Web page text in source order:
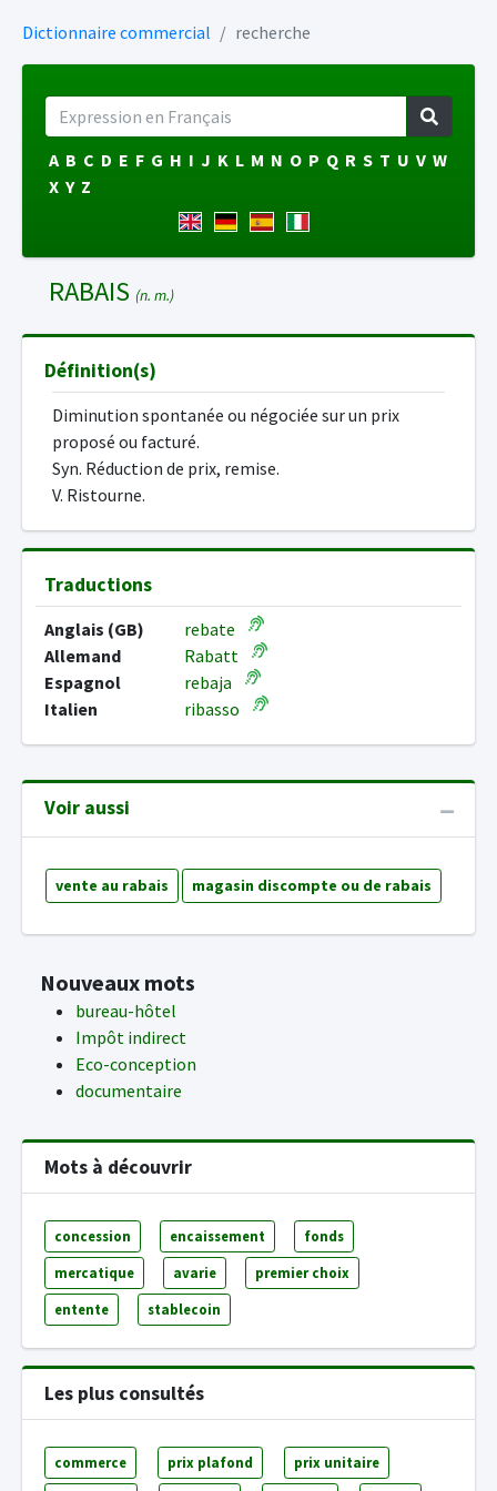
Dictionnaire commercial recherche
A B C D E F G H I J K L M N O P Q R S T U V W
X Y Z
RABAIS (n. m.)
Définition(s)
Diminution spontanée ou négociée sur un prix
proposé ou facturé.
Syn. Réduction de prix, remise.
V. Ristourne.
Traductions
Anglais (GB)
rebate
Allemand
Rabatt
Espagnol
rebaja
Italien
ribasso
Voir aussi
vente au rabais magasin discompte ou de rabais
Nouveaux mots
bureau-hôtel
Impôt indirect
Eco-conception
documentaire
Mots à découvrir
concession encaissement fonds
mercatique avarie premier choix
entente stablecoin
Les plus consultés
commerce prix plafond prix unitaire